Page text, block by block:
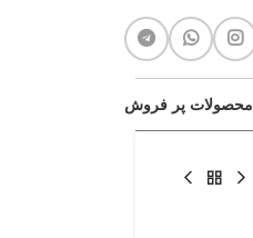
محصولات پر فروش